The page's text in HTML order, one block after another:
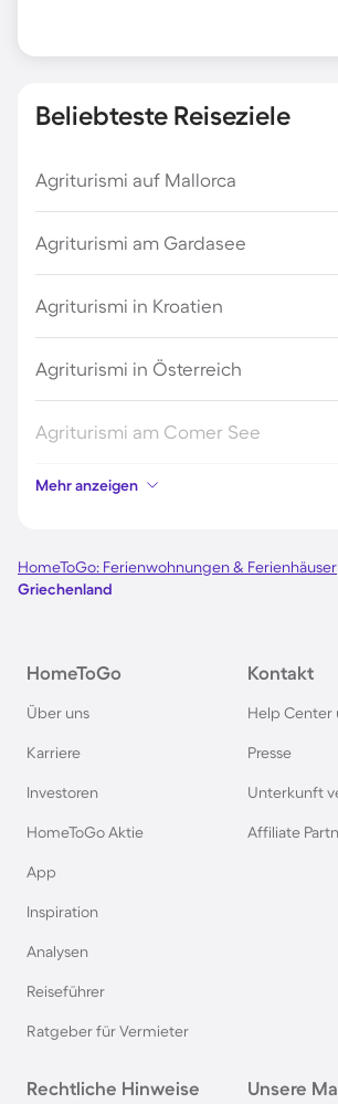
Beliebteste Reiseziele
Agriturismi auf Mallorca
Agriturismi am Gardasee
Agriturismi in Kroatien
Agriturismi in Österreich
Agriturismi am Comer See
Agriturismi in Italien
Agriturismi auf Sardinien
Agriturismi in der Toskana
Agriturismi in Spanien
Agriturismi in Garda
Agriturismi in Südfrankreich
Mehr anzeigen
HomeToGo: Ferienwohnungen & Ferienhäuser
Griechenland
HomeToGo
Über uns
Karriere
Investoren
HomeToGo Aktie
App
Inspiration
Analysen
Reiseführer
Ratgeber für Vermieter
Kontakt
Help Center
Presse
Unterkunft
Affiliate
Rechtliche Hinweise Unsere